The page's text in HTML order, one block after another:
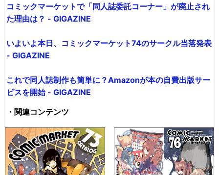
コミックマーケットで「同人誌委託コーナー」が廃止され
た理由は？ - GIGAZINE
いよいよ本日、コミックマーケット74のサークル当落発表
- GIGAZINE
これで同人誌制作も簡単に？Amazonが本の自費出版サー
ビスを開始 - GIGAZINE
・関連コンテンツ